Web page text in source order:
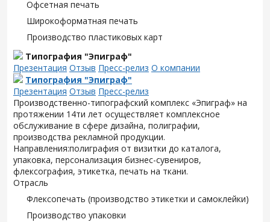
Офсетная печать
Широкоформатная печать
Производство пластиковых карт
Типография "Эпиграф"
Презентация Отзыв Пресс-релиз О компании
Типография "Эпиграф"
Презентация Отзыв Пресс-релиз
Производственно-типографский комплекс «Эпиграф» на
протяжении 14ти лет осуществляет комплексное
обслуживание в сфере дизайна, полиграфии,
производства рекламной продукции.
Направления:полиграфия от визитки до каталога,
упаковка, персонализация бизнес-сувениров,
флексография, этикетка, печать на ткани.
Отрасль
Флексопечать (производство этикетки и самоклейки)
Производство упаковки